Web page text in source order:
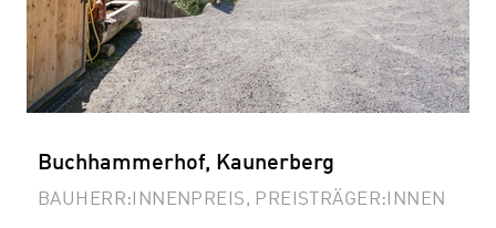
Buchhammerhof, Kaunerberg
BAUHERR:INNENPREIS, PREISTRÄGER:INNEN